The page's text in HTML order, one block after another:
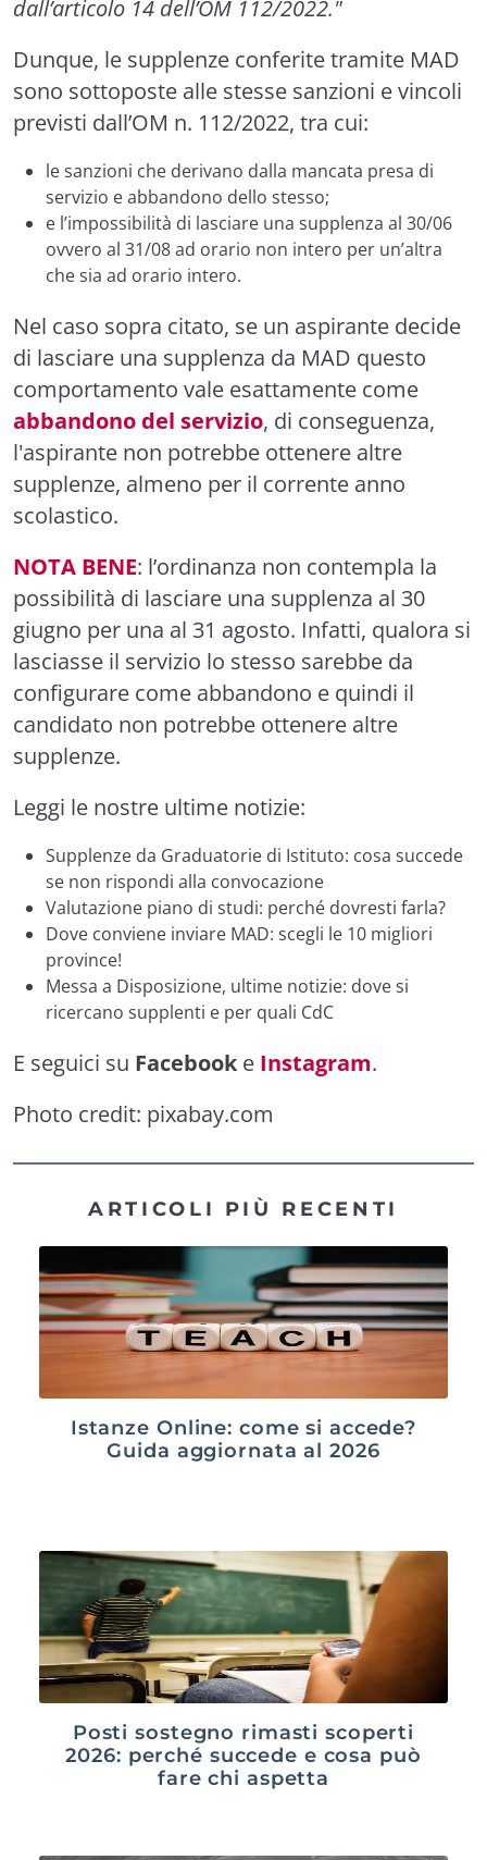
dall’articolo 14 dell’OM 112/2022."
Dunque, le supplenze conferite tramite MAD
sono sottoposte alle stesse sanzioni e vincoli
previsti dall’OM n. 112/2022, tra cui:
le sanzioni che derivano dalla mancata presa di
servizio e abbandono dello stesso;
e l’impossibilità di lasciare una supplenza al 30/06
ovvero al 31/08 ad orario non intero per un’altra
che sia ad orario intero.
Nel caso sopra citato, se un aspirante decide
di lasciare una supplenza da MAD questo
comportamento vale esattamente come
abbandono del servizio, di conseguenza,
l'aspirante non potrebbe ottenere altre
supplenze, almeno per il corrente anno
scolastico.
NOTA BENE: l’ordinanza non contempla la
possibilità di lasciare una supplenza al 30
giugno per una al 31 agosto. Infatti, qualora si
lasciasse il servizio lo stesso sarebbe da
configurare come abbandono e quindi il
candidato non potrebbe ottenere altre
supplenze.
Leggi le nostre ultime notizie:
Supplenze da Graduatorie di Istituto: cosa succede
se non rispondi alla convocazione
Valutazione piano di studi: perché dovresti farla?
Dove conviene inviare MAD: scegli le 10 migliori
province!
Messa a Disposizione, ultime notizie: dove si
ricercano supplenti e per quali CdC
E seguici su Facebook e Instagram.
Photo credit: pixabay.com
ARTICOLI PIÙ RECENTI
Istanze Online: come si accede?
Guida aggiornata al 2026
Posti sostegno rimasti scoperti
2026: perché succede e cosa può
fare chi aspetta